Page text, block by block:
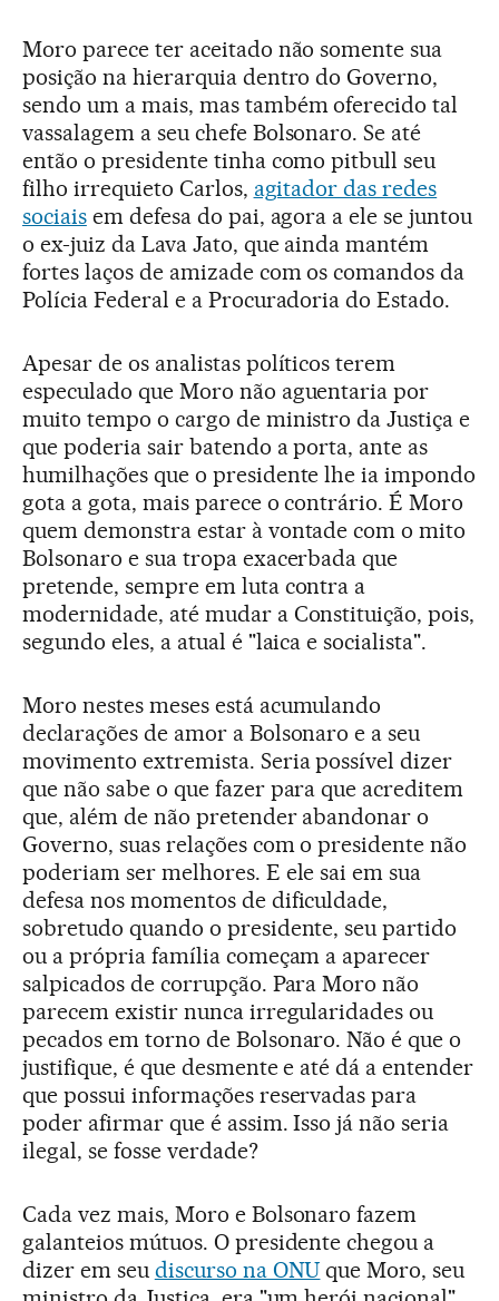
Moro parece ter aceitado não somente sua
posição na hierarquia dentro do Governo,
sendo um a mais, mas também oferecido tal
vassalagem a seu chefe Bolsonaro. Se até
então o presidente tinha como pitbull seu
filho irrequieto Carlos, agitador das redes
sociaisem defesa do pai, agora a ele se juntou
o ex-juiz da Lava Jato, que ainda mantém
fortes laços de amizade com os comandos da
Polícia Federal e a Procuradoria do Estado.
Apesar de os analistas políticos terem
especulado que Moro não aguentaria por
muito tempo o cargo de ministro da Justiça e
que poderia sair batendo a porta, ante as
humilhações que o presidente lhe ia impondo
gota a gota, mais parece o contrário. É Moro
quem demonstra estar à vontade com o mito
Bolsonaro e sua tropa exacerbada que
pretende, sempre em luta contra a
modernidade, até mudar a Constituição, pois,
segundo eles, a atual é "laica e socialista".
Moro nestes meses está acumulando
declarações de amor a Bolsonaro e a seu
movimento extremista. Seria possível dizer
que não sabe o que fazer para que acreditem
que, além de não pretender abandonar o
Governo, suas relações com o presidente não
poderiam ser melhores. E ele sai em sua
defesa nos momentos de dificuldade,
sobretudo quando o presidente, seu partido
ou a própria família começam a aparecer
salpicados de corrupção. Para Moro não
parecem existir nunca irregularidades ou
pecados em torno de Bolsonaro. Não é que o
justifique, é que desmente e até dá a entender
que possui informações reservadas para
poder afirmar que é assim. Isso já não seria
ilegal, se fosse verdade?
Cada vez mais, Moro e Bolsonaro fazem
galanteios mútuos. O presidente chegou a
dizer em seu discurso na ONU que Moro, seu